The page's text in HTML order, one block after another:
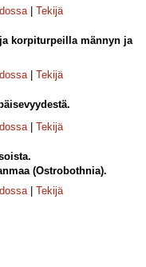
| Tekijä
korpiturpeilla männyn ja
| Tekijä
| Tekijä
(Ostrobothnia).
| Tekijä